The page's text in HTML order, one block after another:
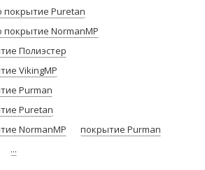
покрытие Puretan
NormanMP
Полиэстер
VikingMP
Purman
Puretan
NormanMP
покрытие Purman
...